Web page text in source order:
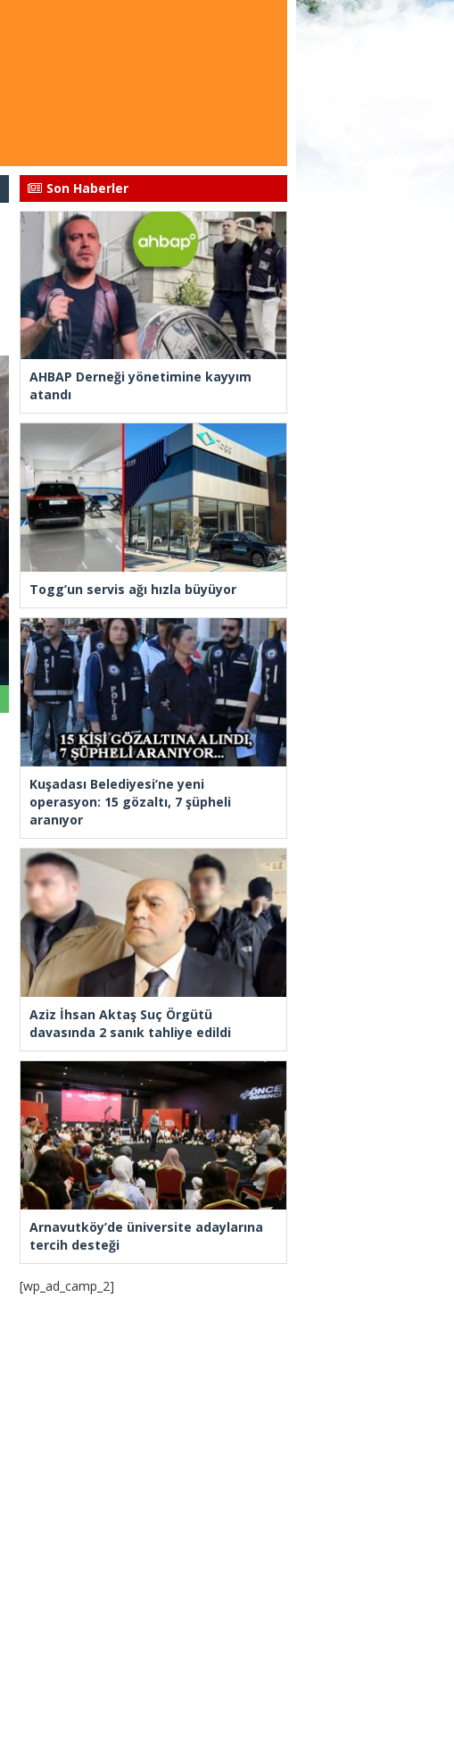
Son Haberler
AHBAP Derneği yönetimine kayyım
atandı
Togg’un servis ağı hızla büyüyor
Kuşadası Belediyesi’ne yeni
operasyon: 15 gözaltı, 7 şüpheli
aranıyor
Aziz İhsan Aktaş Suç Örgütü
davasında 2 sanık tahliye edildi
Arnavutköy’de üniversite adaylarına
tercih desteği
[wp_ad_camp_2]